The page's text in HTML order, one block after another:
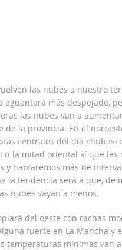
las nubes a nuestro
aguantará más despejado,
las nubes van a
de la provincia. En el
centrales del día
la mitad oriental sí que las
y hablaremos más de
la tendencia será a que, de
nubes vayan a menos.
del oeste con rachas
fuerte en La Mancha y
temperaturas mínimas van